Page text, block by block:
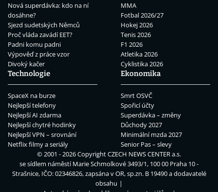
Nová superdávka: kdo na ní
dosáhne?
Sjezd sudetských Němců
Proč vláda zavádí EET?
Padni komu padni
Výpověď z práce vzor
Divoký kačer
MMA
Fotbal 2026/27
Hokej 2026
Tenis 2026
F1 2026
Atletika 2026
Cyklistika 2026
Technologie
SpaceX na burze
Nejlepší telefony
Nejlepší AI zdarma
Nejlepší chytré hodinky
Nejlepší VPN – srovnání
Netflix filmy a seriály
Ekonomika
Smrt OSVČ
Spořicí účty
Superdávka – změny
Důchody 2027
Minimální mzda 2027
Senior Pas – slevy
© 2001 - 2026 CopyrightCZECH NEWS CENTER a.s.
se sídlem náměstí Marie Schmolkové 3493/1, 100 00 Praha 10 -
Strašnice, IČO: 02346826, zapsána v OR, sp.zn. B 19490 a dodavatelé
obsahu